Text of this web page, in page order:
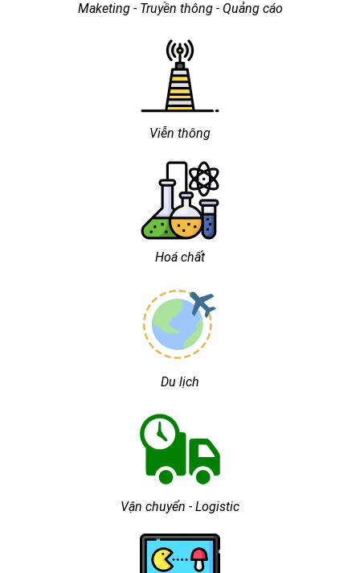
Maketing - Truyền thông - Quảng cáo
Viễn thông
Hoá chất
Du lịch
Vận chuyển - Logistic